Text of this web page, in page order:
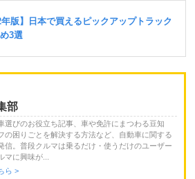
部
選びのお役立ち記事、車や免許にまつわる豆知
の困りごとを解決する方法など、自動車に関する
信。普段クルマは乗るだけ・使うだけのユーザー
マに興味が...
ら >